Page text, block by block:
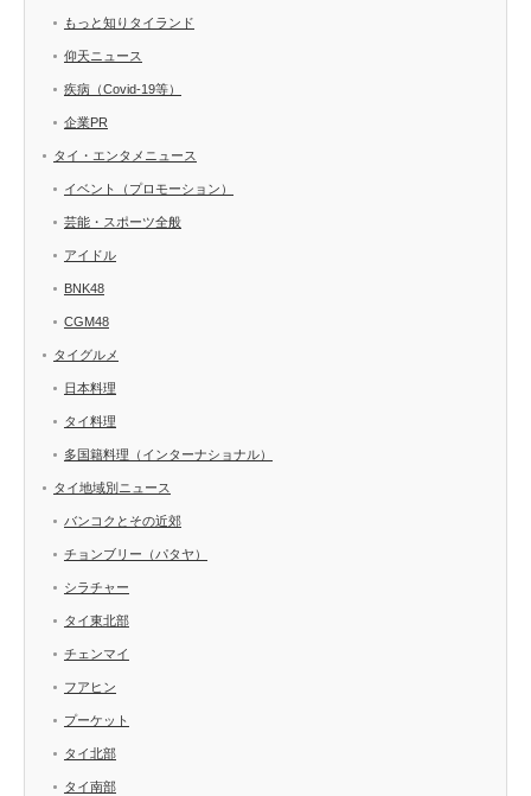
もっと知りタイランド
仰天ニュース
疾病（Covid-19等）
企業PR
タイ・エンタメニュース
イベント（プロモーション）
芸能・スポーツ全般
アイドル
BNK48
CGM48
タイグルメ
日本料理
タイ料理
多国籍料理（インターナショナル）
タイ地域別ニュース
バンコクとその近郊
チョンブリー（パタヤ）
シラチャー
タイ東北部
チェンマイ
フアヒン
プーケット
タイ北部
タイ南部